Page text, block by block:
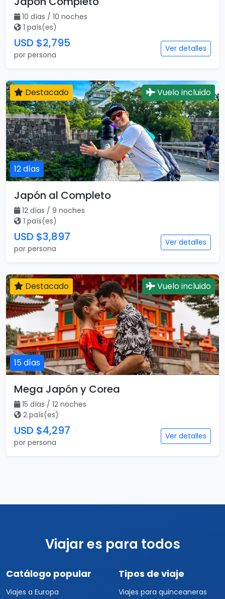
10 días / 10 noches
1 país(es)
USD $2,795
por persona
Ver detalles
12 días
Destacado Vuelo incluido
Japón al Completo
12 días / 9 noches
1 país(es)
USD $3,897
por persona
Ver detalles
15 días
Destacado Vuelo incluido
Mega Japón y Corea
15 días / 12 noches
2 país(es)
USD $4,297
por persona
Ver detalles
Viajar es para todos
Catálogo popular
Viajes a Europa
Tipos de viaje
Viajes para quinceaneras